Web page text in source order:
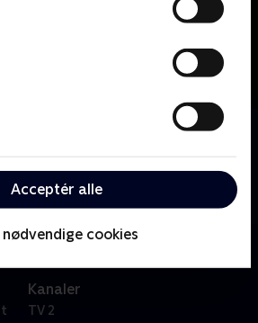
Acceptér alle
nødvendige cookies
som en mørk og foruroligende
Kanaler
TV 2